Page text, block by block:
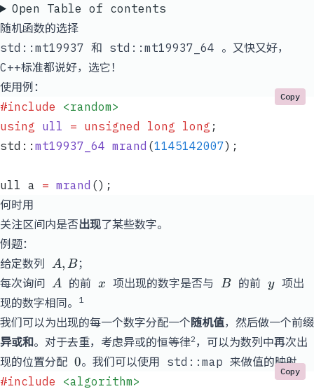
Open Table of contents
随机函数的选择
std::mt19937 和 std::mt19937_64 。又快又好，
C++标准都说好，选它！
使用例：
#include <random>
using ull = unsigned long long ;
std :: mt19937_64 mrand (1145142007);
ull a = mrand ();
Copy
何时用
关注区间内是否出现了某些数字。
例题：
给定数列
A,
B
A, B ；
每次询问
A
A 的前 x
x 项出现的数字是否与 B
B的前 y
y项出
现的数字相同。
1
我们可以为出现的每一个数字分配一个随机值，然后做一个前缀
异或和。对于去重，考虑异或的恒等律2 ，可以为数列中再次出
现的位置分配 0
0。我们可以使用 std::map 来做值的映射。
#include <algorithm>
Copy